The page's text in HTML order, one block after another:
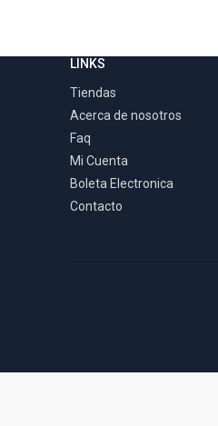
LINKS
Tiendas
Acerca de nosotros
Faq
Mi Cuenta
Boleta Electronica
Contacto